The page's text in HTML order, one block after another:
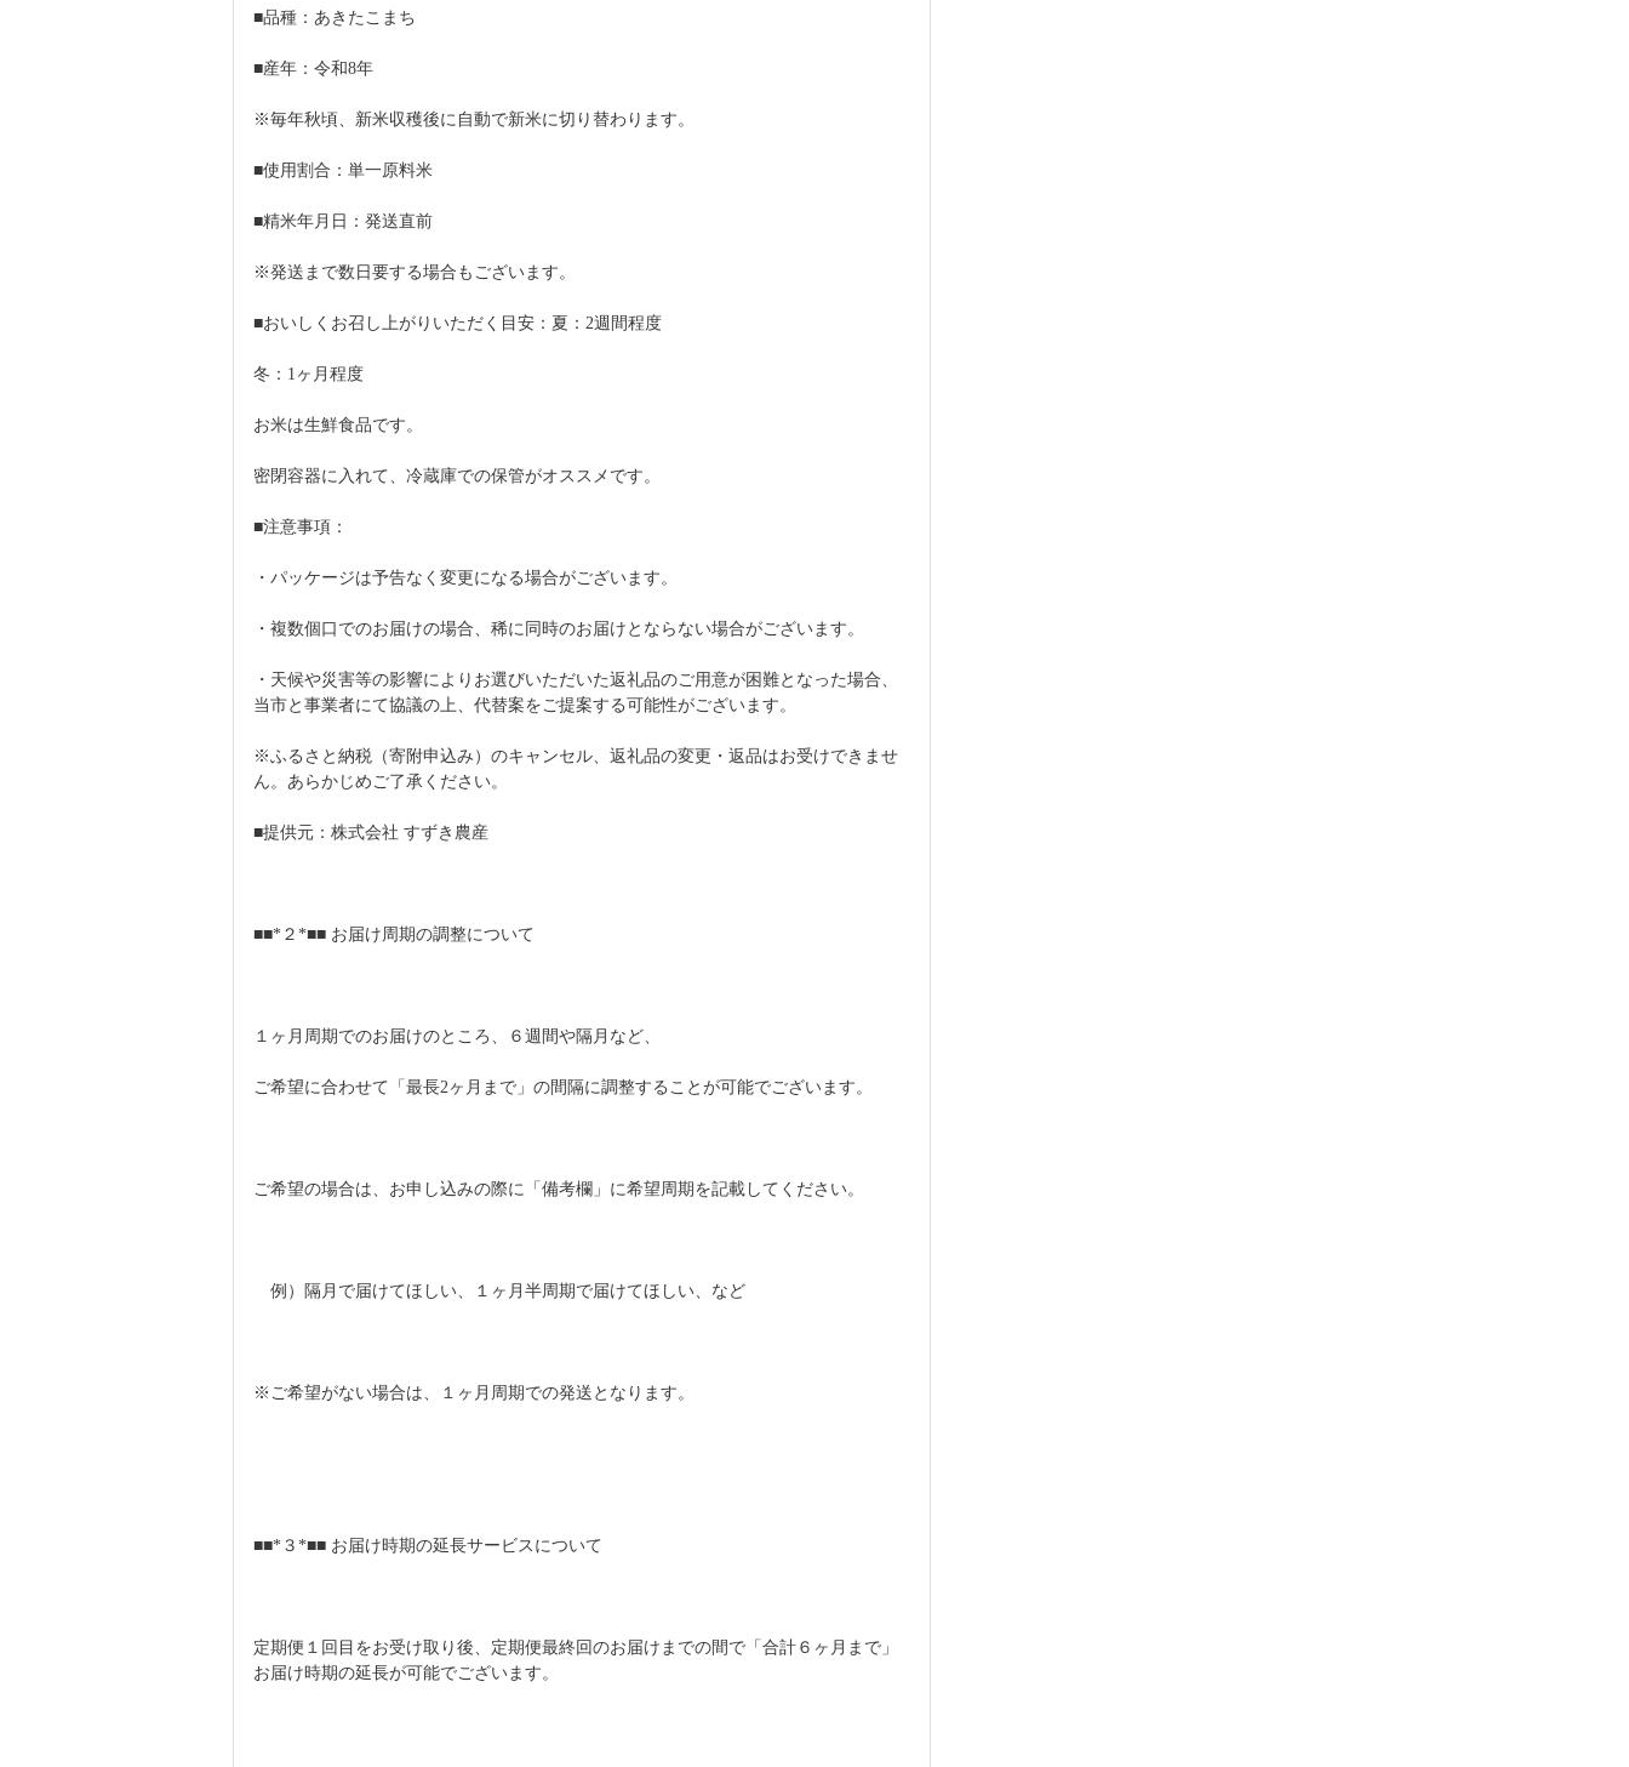
■品種：あきたこまち
■産年：令和8年
※毎年秋頃、新米収穫後に自動で新米に切り替わります。
■使用割合：単一原料米
■精米年月日：発送直前
※発送まで数日要する場合もございます。
■おいしくお召し上がりいただく目安：夏：2週間程度
冬：1ヶ月程度
お米は生鮮食品です。
密閉容器に入れて、冷蔵庫での保管がオススメです。
■注意事項：
・パッケージは予告なく変更になる場合がございます。
・複数個口でのお届けの場合、稀に同時のお届けとならない場合がございます。
・天候や災害等の影響によりお選びいただいた返礼品のご用意が困難となった場合、
当市と事業者にて協議の上、代替案をご提案する可能性がございます。
※ふるさと納税（寄附申込み）のキャンセル、返礼品の変更・返品はお受けできませ
ん。あらかじめご了承ください。
■提供元：株式会社 すずき農産
■■*２*■■ お届け周期の調整について
１ヶ月周期でのお届けのところ、６週間や隔月など、
ご希望に合わせて「最長2ヶ月まで」の間隔に調整することが可能でございます。
ご希望の場合は、お申し込みの際に「備考欄」に希望周期を記載してください。
例）隔月で届けてほしい、１ヶ月半周期で届けてほしい、など
※ご希望がない場合は、１ヶ月周期での発送となります。
■■*３*■■ お届け時期の延長サービスについて
定期便１回目をお受け取り後、定期便最終回のお届けまでの間で「合計６ヶ月まで」
お届け時期の延長が可能でございます。